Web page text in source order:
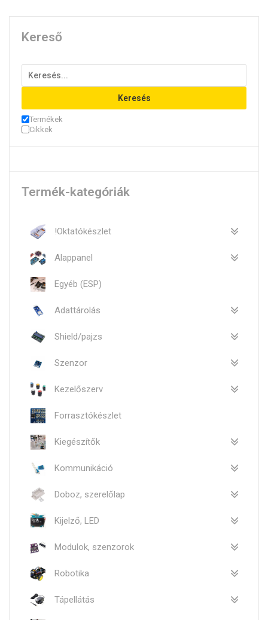
Kereső
Keresés
Termékek
Cikkek
Termék-kategóriák
!Oktatókészlet
Alappanel
Egyéb (ESP)
Adattárolás
Shield/pajzs
Szenzor
Kezelőszerv
Forrasztókészlet
Kiegészítők
Kommunikáció
Doboz, szerelőlap
Kijelző, LED
Modulok, szenzorok
Robotika
Tápellátás